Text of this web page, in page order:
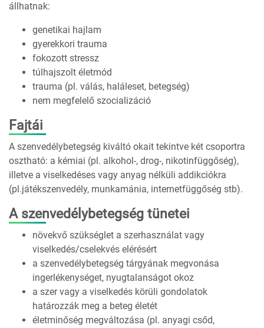
állhatnak:
genetikai hajlam
gyerekkori trauma
fokozott stressz
túlhajszolt életmód
trauma (pl. válás, haláleset, betegség)
nem megfelelő szocializáció
Fajtái
A szenvedélybetegség kiváltó okait tekintve két csoportra
osztható: a kémiai (pl. alkohol-, drog-, nikotinfüggőség),
illetve a viselkedéses vagy anyag nélküli addikciókra
(pl.játékszenvedély, munkamánia, internetfüggőség stb).
A szenvedélybetegség tünetei
növekvő szükséglet a szerhasználat vagy
viselkedés/cselekvés elérésért
a szenvedélybetegség tárgyának megvonása
ingerlékenységet, nyugtalanságot okoz
a szer vagy a viselkedés körüli gondolatok
határozzák meg a beteg életét
életminőség megváltozása (pl. anyagi csőd,